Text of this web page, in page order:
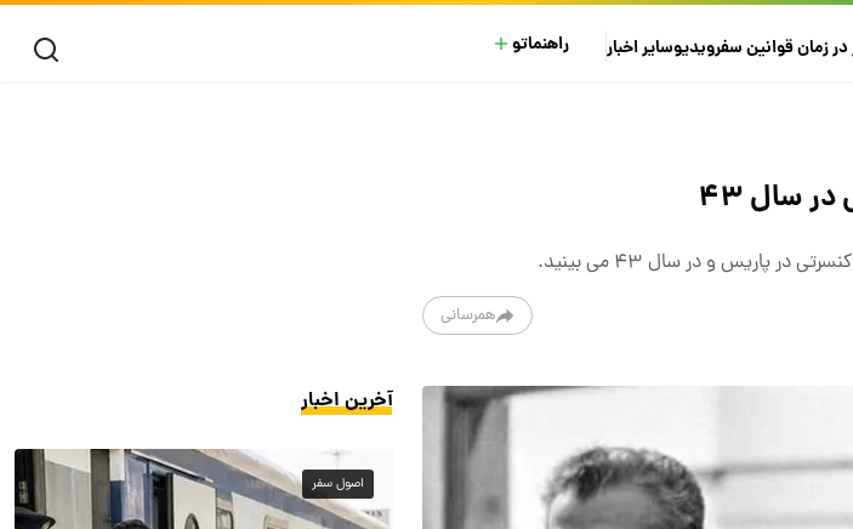
زمانقوانین سفرویدیوسایراخبار راهنماتو
سال ۴۳
پاریس و در سال ۴۳ می بینید.
همرسانی
آخرین اخبار
اصول سفر